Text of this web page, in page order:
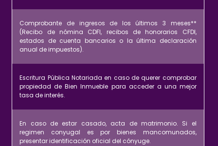
Comprobante de ingresos de los últimos 3 meses**
(Recibo de nómina CDFI, recibos de honorarios CFDI,
estados de cuenta bancarios o la última declaración
anual de impuestos).
Escritura Pública Notariada en caso de querer comprobar
propiedad de Bien Inmueble para acceder a una mejor
tasa de interés.
En caso de estar casado, acta de matrimonio. Si el
regimen conyugal es por bienes mancomunados,
presentar identificación oficial del cónyuge.